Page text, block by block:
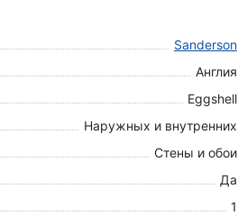
Sanderson
Англия
Eggshell
Наружных и внутренних
Стены и обои
Да
1